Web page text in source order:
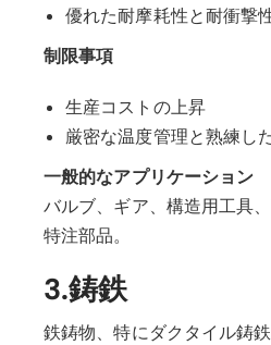
優れた耐摩耗性と耐衝撃
制限事項
生産コストの上昇
厳密な温度管理と熟練し
一般的なアプリケーション
バルブ、ギア、構造用工具
特注部品。
3.鋳鉄
鉄鋳物、特にダクタイル鋳